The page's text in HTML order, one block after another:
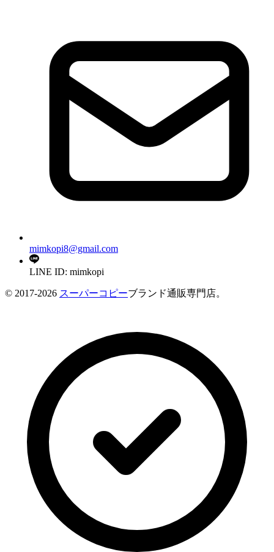
mimkopi8@gmail.com
LINE ID: mimkopi
© 2017-2026 スーパーコピーブランド通販専門店。